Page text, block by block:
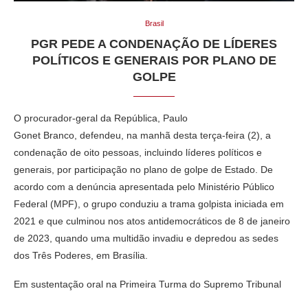
Brasil
PGR PEDE A CONDENAÇÃO DE LÍDERES
POLÍTICOS E GENERAIS POR PLANO DE
GOLPE
O procurador-geral da República, Paulo
Gonet Branco, defendeu, na manhã desta terça-feira (2), a
condenação de oito pessoas, incluindo líderes políticos e
generais, por participação no plano de golpe de Estado. De
acordo com a denúncia apresentada pelo Ministério Público
Federal (MPF), o grupo conduziu a trama golpista iniciada em
2021 e que culminou nos atos antidemocráticos de 8 de janeiro
de 2023, quando uma multidão invadiu e depredou as sedes
dos Três Poderes, em Brasília.
Em sustentação oral na Primeira Turma do Supremo Tribunal